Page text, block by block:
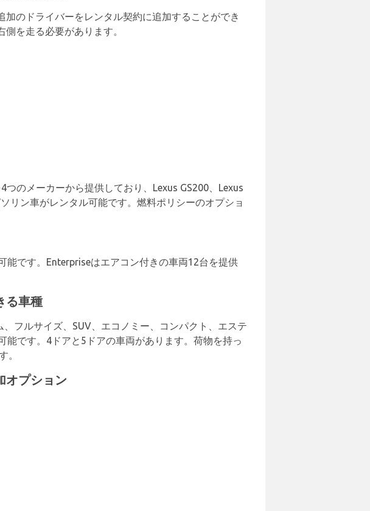
のドライバーをレンタル契約に追加することができ
を走る必要があります。
のメーカーから提供しており、Lexus GS200、Lexus
リン車がレンタル可能です。燃料ポリシーのオプショ
能です。Enterpriseはエアコン付きの車両12台を提供
る車種
フルサイズ、SUV、エコノミー、コンパクト、エステ
です。4ドアと5ドアの車両があります。荷物を持っ
。
プション